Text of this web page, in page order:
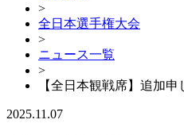
>
全日本選手権大会
>
ニュース一覧
>
【全日本観戦席】追加申
2025.11.07